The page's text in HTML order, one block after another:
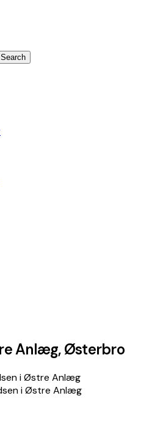
Search
Anlæg, Østerbro
Tiles style byHumanitarian
France